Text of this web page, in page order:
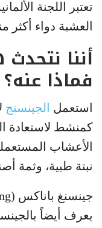
تعتبر اللجنة
العشبة دواء أكثر
أننا
فماذا عنه؟
استعمل الجينسنج
كمنشط لاستعادة
الأعشاب
نبتة طبية، وثمة
يعرف أيضاً